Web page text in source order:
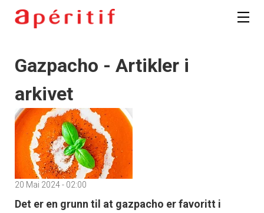
Gazpacho - Artikler i
arkivet
20 Mai 2024 - 02:00
Det er en grunn til at gazpacho er favoritt i